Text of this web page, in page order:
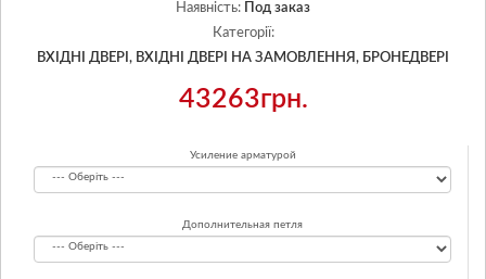
Наявність:
Под заказ
Категорії:
ВХІДНІ ДВЕРІ, ВХІДНІ ДВЕРІ НА ЗАМОВЛЕННЯ, БРОНЕДВЕРІ
43263грн.
Усиление арматурой
Дополнительная петля